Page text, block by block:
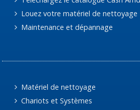
Louez votre matériel de nettoyage
Maintenance et dépannage
Matériel de nettoyage
Chariots et Systèmes